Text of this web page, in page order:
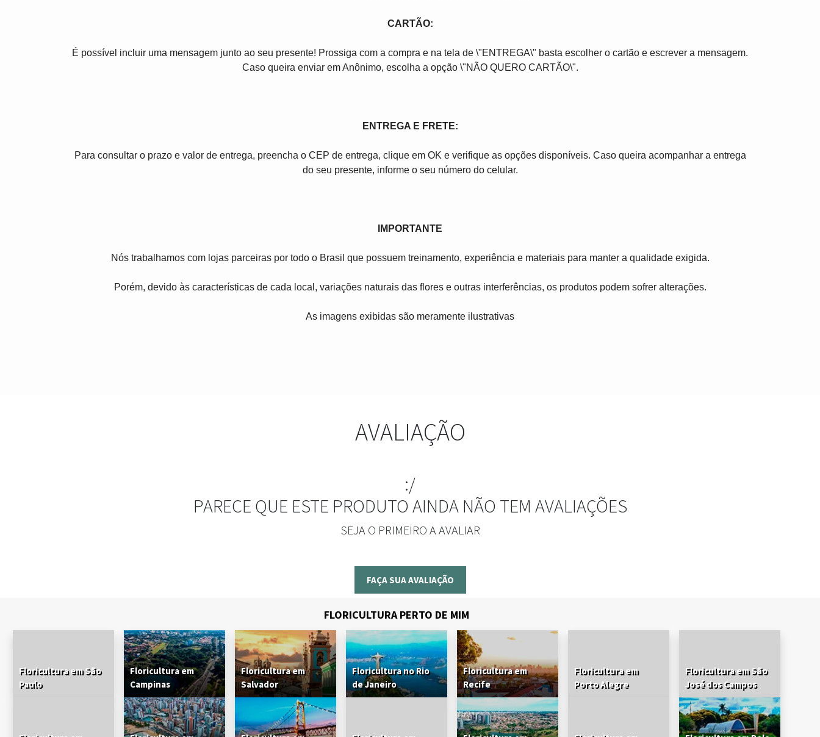
CARTÃO:
É possível incluir uma mensagem junto ao seu presente! Prossiga com a compra e na tela de \"ENTREGA\" basta escolher o cartão e escrever a mensagem.
Caso queira enviar em Anônimo, escolha a opção \"NÃO QUERO CARTÃO\".
ENTREGA E FRETE:
Para consultar o prazo e valor de entrega, preencha o CEP de entrega, clique em OK e verifique as opções disponíveis. Caso queira acompanhar a entrega
do seu presente, informe o seu número do celular.
IMPORTANTE
Nós trabalhamos com lojas parceiras por todo o Brasil que possuem treinamento, experiência e materiais para manter a qualidade exigida.
Porém, devido às características de cada local, variações naturais das flores e outras interferências, os produtos podem sofrer alterações.
As imagens exibidas são meramente ilustrativas
AVALIAÇÃO
:/
PARECE QUE ESTE PRODUTO AINDA NÃO TEM AVALIAÇÕES
SEJA O PRIMEIRO A AVALIAR
FAÇA SUA AVALIAÇÃO
FLORICULTURA PERTO DE MIM
Floricultura em São
Paulo
Floricultura em
Campinas
Floricultura em
Salvador
Floricultura no Rio
de Janeiro
Floricultura em
Recife
Floricultura em
Porto Alegre
Floricultura em São
José dos Campos